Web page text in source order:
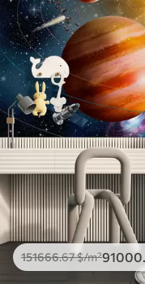
151666.67$/m²91000